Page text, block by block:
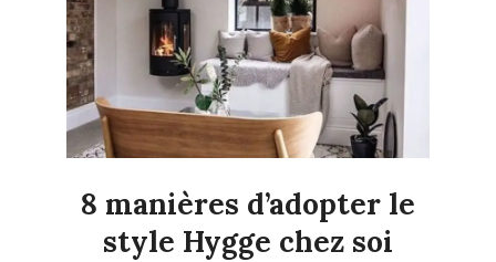
8 manières d’adopter le
style Hygge chez soi